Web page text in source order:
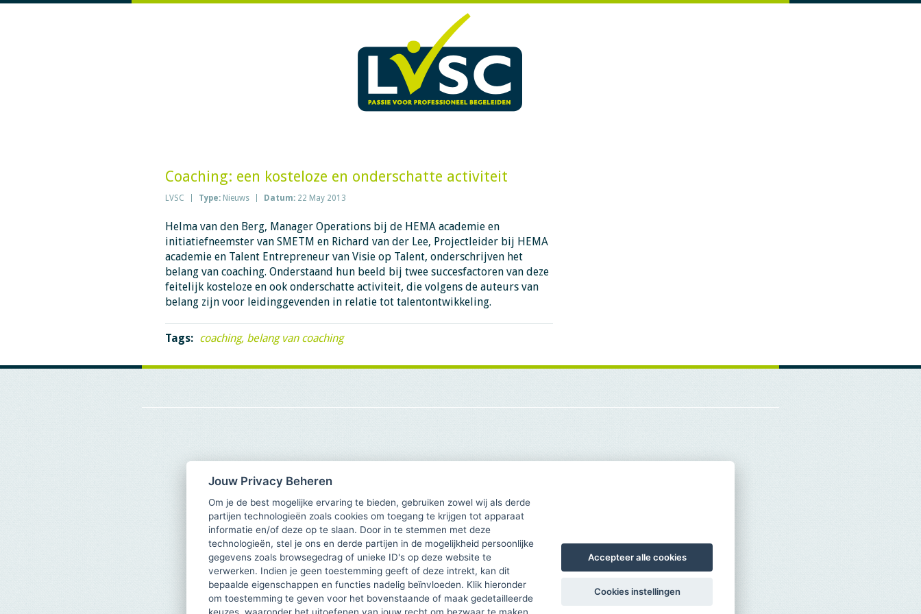
Coaching: een kosteloze en onderschatte activiteit
LVSC Type: Nieuws Datum: 22 May 2013
Helma van den Berg, Manager Operations bij de HEMA academie en
initiatiefneemster van SMETM en Richard van der Lee, Projectleider bij HEMA
academie en Talent Entrepreneur van Visie op Talent, onderschrijven het
belang van coaching. Onderstaand hun beeld bij twee succesfactoren van deze
feitelijk kosteloze en ook onderschatte activiteit, die volgens de auteurs van
belang zijn voor leidinggevenden in relatie tot talentontwikkeling.
Tags: coaching belang van coaching
Jouw Privacy Beheren
Om je de best mogelijke ervaring te bieden, gebruiken zowel wij als derde
partijen technologieën zoals cookies om toegang te krijgen tot apparaat
informatie en/of deze op te slaan. Door in te stemmen met deze
technologieën, stel je ons en derde partijen in de mogelijkheid persoonlijke
gegevens zoals browsegedrag of unieke ID's op deze website te
verwerken. Indien je geen toestemming geeft of deze intrekt, kan dit
bepaalde eigenschappen en functies nadelig beïnvloeden. Klik hieronder
om toestemming te geven voor het bovenstaande of maak gedetailleerde
Accepteer alle cookies
Cookies instellingen